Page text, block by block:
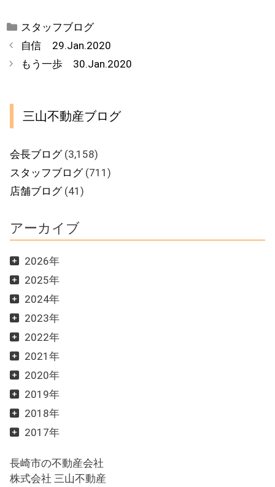
カ
テ
リ
スタッフブログ
自信 29.Jan.2020
もう一歩 30.Jan.2020
三山不動産ブログ
会長ブログ(3,158)
スタッフブログ(711)
店舗ブログ(41)
アーカイブ
2026年
2025年
2024年
2023年
2022年
2021年
2020年
2019年
2018年
2017年
長崎市の不動産会社
株式会社 三山不動産